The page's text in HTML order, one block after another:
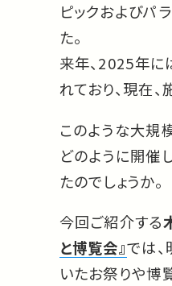
ピックおよびパ
た。
来年、2025年に
れており、現在
このような大規
どのように開催
たのでしょうか。
今回ご紹介する
と博覧会』では
いたお祭りや博